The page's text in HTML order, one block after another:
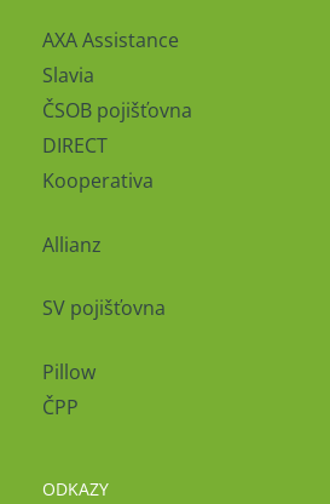
AXA Assistance
Slavia
ČSOB pojišťovna
DIRECT
Kooperativa
Allianz
SV pojišťovna
Pillow
ČPP
ODKAZY